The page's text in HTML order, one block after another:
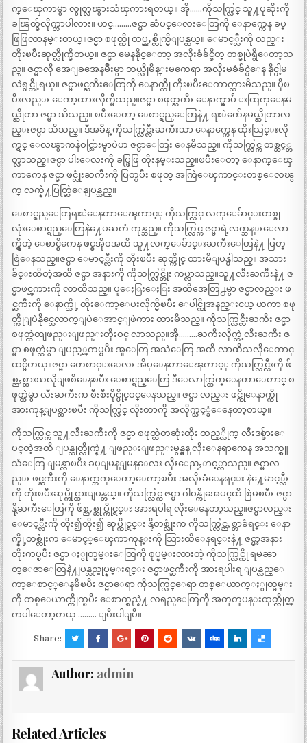
က္ေၾကာမွာ လွုတ္လၽွားသံၾကားရတယ္။ အို……ကိုသက္လြင္ သူ႔ပုဆိုးကို
ခၽြတ္ခ်လိုက္တာပါလား။ ဟင္………ဇင္မာ ဆံပင္ေလးေတြကို ေနာက္ကေန ခပ္
ဖြဖြလာနမ္းတယ္။ဇင္မာ စဖုတ္ကို ထပ္ညႇစ္လိုက္မိျပန္တယ္။ ေမာင့္လီးကို လည္း
တိုးၿပီးဆုတ္လိုက္မိတယ္။ ဇင္မာ မေနနိုင္ေတာ့ အလိုးခံခ်င္စိတ္ တစ္ခုပဲရွိေတာ့သ
ည္။ ဇင္မာလို အေျခအေနမ်ိဳးမွာ ဘယ္လိုမိန္းမကေရာ အလိုးမခံခ်င္ပဲေန နိုင္ပါ့မ
လဲရွင္တို့ရယ္။ ဇင္မာဖင္ႀကီးေတြကို ေနာက္ကို တိုးၿပီးေကာက္ထားမိသည္။ ပိုၿ
ပီးလည္း ေကာ့ထားလိုက္မိသည္။ဇင္မာ စဖုတ္ႀကီး ေနာက္မွာပ်ဴ းထြက္ေနမ
ယ္ဆိုတာ ဇင္မာ သိသည္။ ၿပီးေတာ့ ေစာင္ရည္ေတြနဲ႔ ရႊဲက်ေနမယ္ဆိုတာလ
ည္းဇင္မာ သိသည္။ ဒီအခ်ိန္ ကိုသက္လြင္လီးႀကီးသာ ေနာက္ကေန ထိုးသြင္းလို
က္ရင္ ေလၽွာကနဲဝင္သြားမွာပဲဟ ဇင္မာေတြး ေနမိသည္။ ကိုသက္လြင္က တစ္ဆင့္တ
တ္လာသည္။ဇင္မာ ပါးေလးကို ခပ္ဖြဖြ တိုးနမ္းသည္။ၿပီးေတာ့ ေနာက္ေၾ
ကာကေန ဇင္မာ ဖင္လုံးႀကီးကို ပြတ္ၿပီး စဖုတ္ အကြဲေၾကာင္းတစ္ေလၽွ
က္ လက္နဲ႔ပြတ္ဆြဲေနျပန္သည္။
ေစာင္ရည္ေတြရႊဲေနတာေၾကာင့္ ကိုသက္လြင္ လက္ေခ်ာင္းတစ္ခု
လုံးေစာင္ရည္ေတြနဲ႔ေပႀကံ ကုန္သည္။ ကိုသက္လြင္က ဇင္မာရဲ့လက္သန္းေလာ
က္ရွိတဲ့ ေစာင္စိကေန ဖင္စအိုဝအထိ သူ႔လက္ေခ်ာင္းႀကီးေတြနဲ႔ ပြတ္
စြဲေနသည္။ဇင္မာ ေမာင့္လီးကို တိုးၿပီး ဆုတ္ကိုင္ ထားမိျပန္ပါသည္။ အသား
ခ်င္းထိတဲ့အထိ ဇင္မာ အနားကို ကိုသက္လြင္တိုး ကပ္လာသည္။သူ႔လီးႀကီးနဲ႔ ဇ
င္မာဖင္ၾကားကို လာထိသည္။ ပူေႏြးေႏြး အထိအေတြ႕မွာ ဇင္မာလည္း ဖ
င္ႀကီးကို ေနာက္သို့ တိုးေကာ့ေပးလိုက္မိၿပီး ေပါင္ကိုအနည္းငယ္ ဟကာ စဖု
တ္ကိုျပဲနိုင္သေလာက္ျပဲေအာင္ျဖဲကား ထားမိသည္။ ကိုသက္လြင္လီးႀကီး ဇင္မာ
စဖုတ္ထဲတျဖည္းျဖည္းတိုးဝင္ လာသည္။အို………ႀကီးလိုက္တဲ့လီးႀကီး ဇ
င္မာ စဖုတ္ထဲမွာ ျပည့္ၾကပ္ၿပီး အူေတြ အသဲေတြ အထိ လာထိသလိုေတာင္
ထင္မိတယ္။ဇင္မာ တေစာင္းေလး အိပ္ေနတာေၾကာင့္ ကိုသက္လြင္လီးကို ဖ်
စ္ညႇစ္ထားသလိုျဖစိေနၿပီး ေစာင္ရည္ေတြ ဒီေလာက္ထြက္ေနတာေတာင္ စ
ဖုတ္ထဲမွာ လီးႀကီးက စီးစီးပိုင္ပိုင္ဝင္ေနသည္။ ဇင္မာ လည္း ဖင္ကိုေနာက္ကို
အားကုန္ျပစ္ထားၿပီး ကိုသက္လြင္ လိုးတာကို အလိုက္သင့္ခံေနေတာ့တယ္။
ကိုသက္လြင္က သူ႔လီးႀကီးကို ဇင္မာ စဖုတ္ထဲတဆုံးထိုး ထည့္လိုက္ လီးဒစ္ဖ်ားေ
ပၚတဲ့အထိ ျပန္ထုတ္လိုက္နဲ႔ ျဖည္းျဖည္းမွန္မွန္ လိုးေနရာကေန အသက္ရွူ
သံေတြ ျမန္လာၿပီး ခပ္ျမန္ျမန္ေလး လိုးေညႇာင့္လာသည္။ ဇင္မာလ
ည္း ဖင္ႀကီးကို ေနာက္ဘက္ေကာ့ေကာ့ၿပီး အလိုးခံေနရင္း နဲ႔ေမာင့္လီး
ကို တိုးၿပီးဆုပ္ကိုင္ထားျပန္တယ္။ ကိုသက္လြင္က ဇင္မာ ဂါဝန္ကိုအေပၚထိ စြဲမၿပီး ဇင္မာ
နို့ႀကီးေတြကို ဖ်စ္ညႇစ္ဆုပ္ကိုင္ရင္း အားရပါရ လိုးေနေတာ့သည္။ဇင္မာလည္း
ေမာင့္လီးကို တိုး၍တိုး၍ ဆုပ္ကိုင္ရင္း နို့တစ္လုံးက ကိုသက္လြင္ညႇစ္တာခံရင္း ေနာ
က္နို့တစ္လုံးက ေမာင့္ေၾကာကုန္းကို သြားထိေနရင္းနဲ႔ ဇင္မာ့အနား
တိုးကပ္ၿပီး ဇင္မာ ႏွုတ္ခမ္းေတြကို စုပ္နမ္းလားတဲ့ ကိုသက္လြင္ကို ရမၼာ
တ္ေဇာေတြနဲ႔ျပန္လည္စုပ္နမ္းရင္း ဇင္မာဖင္ႀကီးကို အားရပါးရ ျပန္လည္ေ
ကာ့ေစာင့္ေနမိၿပီး ဇင္မာေရာ ကိုသက္လြင္ေရာ တစ္ေယာက္ႏွုတ္ခမ္း
ကို တစ္ေယာက္ကိုက္ၿပီး ေစာက္ရည္နဲ႔ လရည္ေတြကို အတူတူပန္းထုတ္လိုက္ၾ
ကပါေတာ့တယ္ ……… ျပီးပါျပီ။
Share:
Author: admin
Related Articles